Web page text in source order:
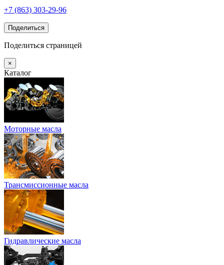
+7 (863) 303-29-96
Поделиться
Поделиться страницей
×
Каталог
Моторные масла
Трансмиссионные масла
Гидравлические масла